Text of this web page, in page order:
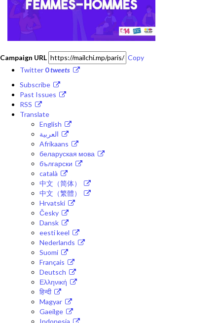
Campaign URL
Copy
Twitter 0tweets
Subscribe
Past Issues
RSS
Translate
English
العربية
Afrikaans
беларуская мова
български
català
中文（简体）
中文（繁體）
Hrvatski
Česky
Dansk
eesti keel
Nederlands
Suomi
Français
Deutsch
Ελληνική
हिन्दी
Magyar
Gaeilge